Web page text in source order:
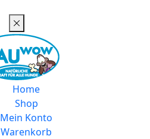
Home
Shop
Mein Konto
Warenkorb